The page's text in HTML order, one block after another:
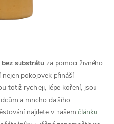
substrátu za pomoci živného
pokojovek přináší
totiž rychleji, lépe koření, jsou
a mnoho dalšího.
najdete v našem článku.